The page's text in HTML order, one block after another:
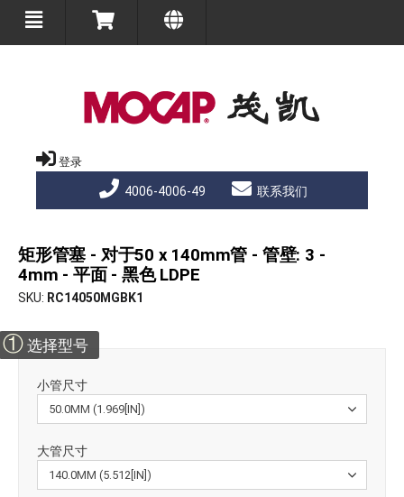
登录
4006-4006-49 联系我们
矩形管塞 - 对于50 x 140mm管 - 管壁: 3 -
4mm - 平面 - 黑色 LDPE
SKU RC14050MGBK1
① 选择型号
小管尺寸
大管尺寸